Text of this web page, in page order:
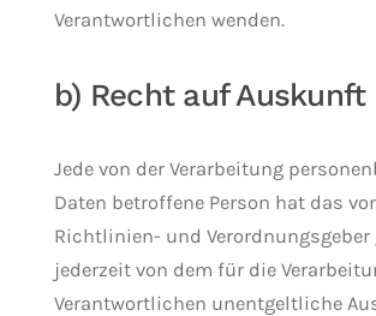
Verantwortlichen wenden.
b) Recht auf Auskunft
Jede von der Verarbeitung
Daten betroffene Person hat das
Richtlinien- und Verordnungsgeber
jederzeit von dem für die
Verantwortlichen unentgeltliche